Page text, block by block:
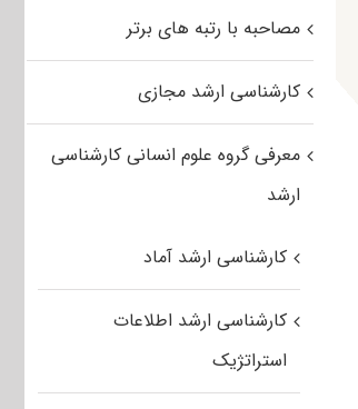
مصاحبه با رتبه های برتر
کارشناسی ارشد مجازی
معرفی گروه علوم انسانی کارشناسی
ارشد
کارشناسی ارشد آماد
کارشناسی ارشد اطلاعات
استراتژیک